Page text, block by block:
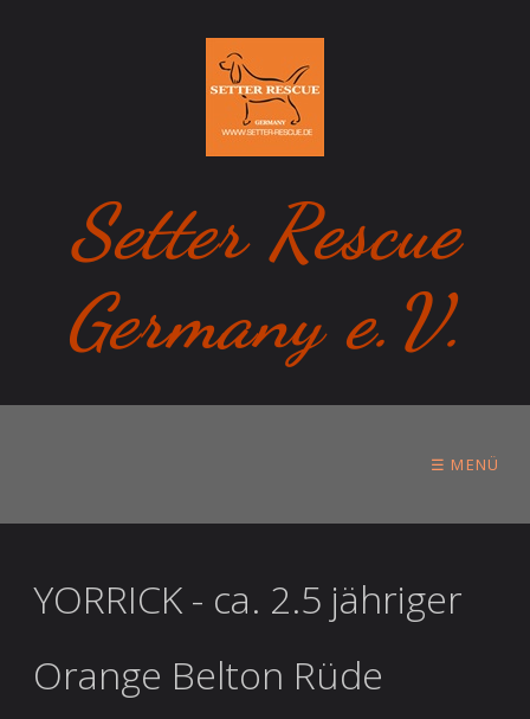
Setter Rescue
Germany e.V.
☰ MENÜ
YORRICK - ca. 2.5 jähriger
Orange Belton Rüde